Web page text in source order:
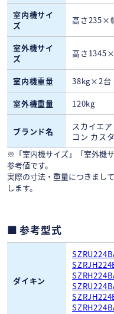
室内機サイ
ズ
高さ235×
室外機サイ
ズ
高さ
室内機重量
38kg×2台
室外機重量
120kg
ブランド名
スカイエ
コン カス
※「室内機サイズ」「室外機
参考値です。
実際の寸法・重量につきまし
します。
参考型式
ダイキン